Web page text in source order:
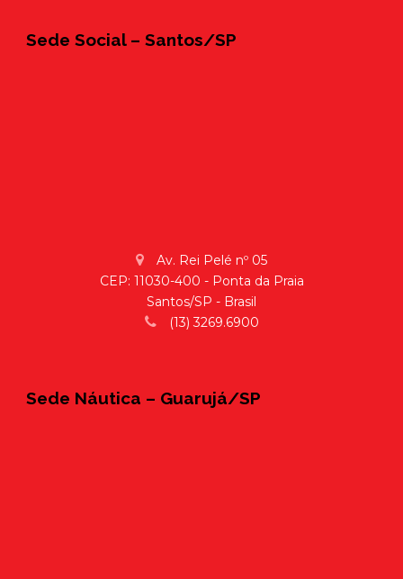
Sede Social – Santos/SP
Av. Rei Pelé nº 05
CEP: 11030-400 - Ponta da Praia
Santos/SP - Brasil
(13) 3269.6900
Sede Náutica – Guarujá/SP